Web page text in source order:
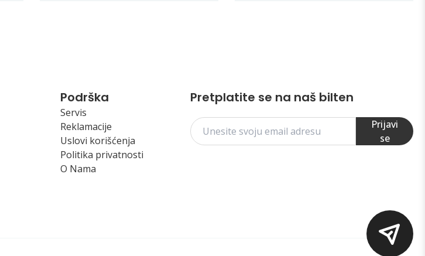
Podrška
Servis
Reklamacije
Uslovi korišćenja
Politika privatnosti
O Nama
Pretplatite se na naš bilten
Prijavi
se